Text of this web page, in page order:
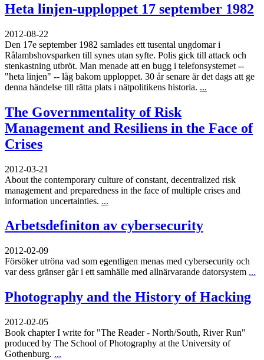
Heta linjen-upploppet 17 september 1982
2012-08-22
Den 17e september 1982 samlades ett tusental ungdomar i
Rålambshovsparken till synes utan syfte. Polis gick till attack och
stenkastning utbröt. Man menade att en bugg i telefonsystemet --
"heta linjen" -- låg bakom upploppet. 30 år senare är det dags att ge
denna händelse till rätta plats i nätpolitikens historia. ...
The Governmentality of Risk
Management and Resiliens in the Face of
Crises
2012-03-21
About the contemporary culture of constant, decentralized risk
management and preparedness in the face of multiple crises and
information uncertainties. ...
Arbetsdefiniton av cybersecurity
2012-02-09
Försöker utröna vad som egentligen menas med cybersecurity och
var dess gränser går i ett samhälle med allnärvarande datorsystem ...
Photography and the History of Hacking
2012-02-05
Book chapter I write for "The Reader - North/South, River Run"
produced by The School of Photography at the University of
Gothenburg. ...